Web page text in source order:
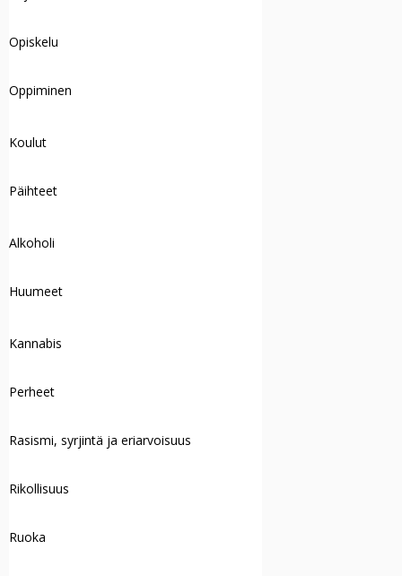
Opiskelu
Oppiminen
Koulut
Päihteet
Alkoholi
Huumeet
Kannabis
Perheet
Rasismi, syrjintä ja eriarvoisuus
Rikollisuus
Ruoka